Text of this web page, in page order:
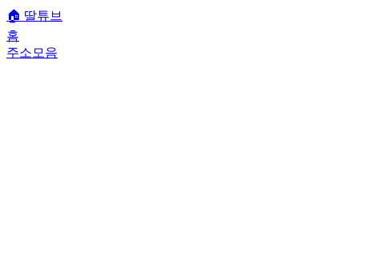
🏠 딸튜브
홈
주소모음